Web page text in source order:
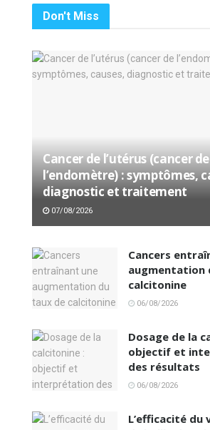
Don't Miss
Cancer de l’utérus (cancer de
l’endomètre) : symptômes,
diagnostic et traitement
07/08/2026
Cancers
augmentation
calcitonine
06/08/2026
Dosage de la
objectif et
des résultats
06/08/2026
L’efficacité du